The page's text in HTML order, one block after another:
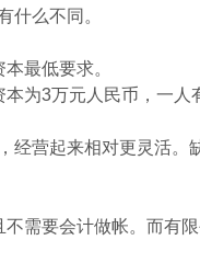
什么不同。
最低要求。
为3万元人民币，一人
经营起来相对更灵活
需要会计做帐。而有